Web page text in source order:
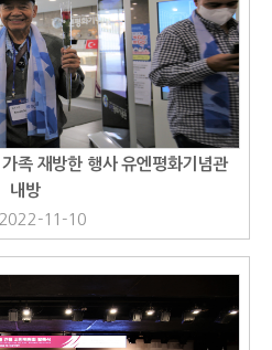
족 재방한 행사 유엔평화기념관
내방
11-10